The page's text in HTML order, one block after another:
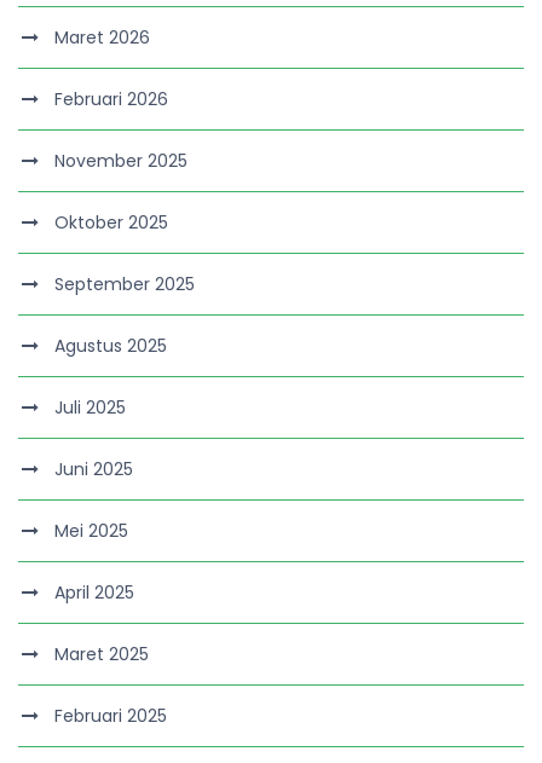
Maret 2026
Februari 2026
November 2025
Oktober 2025
September 2025
Agustus 2025
Juli 2025
Juni 2025
Mei 2025
April 2025
Maret 2025
Februari 2025